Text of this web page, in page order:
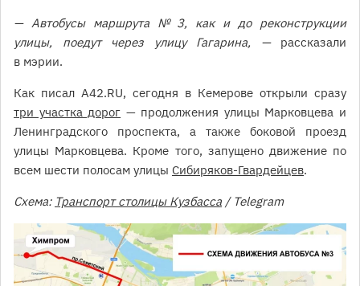
— Автобусы маршрута № 3, как и до реконструкции
улицы, поедут через улицу Гагарина, —рассказали
в мэрии.
Как писал A42.RU, сегодня в Кемерове открыли сразу
три участка дорог — продолжения улицы Марковцева и
Ленинградского проспекта, а также боковой проезд
улицы Марковцева. Кроме того, запущено движение по
всем шести полосам улицы Сибиряков-Гвардейцев.
Схема: Транспорт столицы Кузбасса / Telegram